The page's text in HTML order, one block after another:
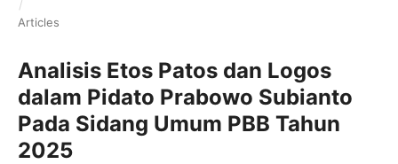
/
Articles
Analisis Etos Patos dan Logos
dalam Pidato Prabowo Subianto
Pada Sidang Umum PBB Tahun
2025